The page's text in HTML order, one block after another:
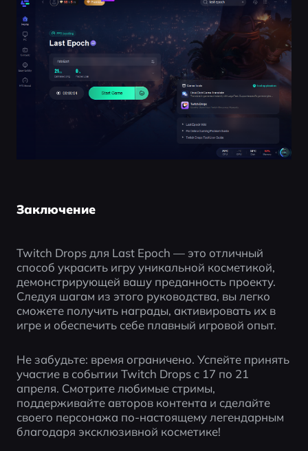
Заключение
Twitch Drops для Last Epoch — это отличный
способ украсить игру уникальной косметикой,
демонстрирующей вашу преданность проекту.
Следуя шагам из этого руководства, вы легко
сможете получить награды, активировать их в
игре и обеспечить себе плавный игровой опыт.
Не забудьте: время ограничено. Успейте принять
участие в событии Twitch Drops с 17 по 21
апреля. Смотрите любимые стримы,
поддерживайте авторов контента и сделайте
своего персонажа по-настоящему легендарным
благодаря эксклюзивной косметике!